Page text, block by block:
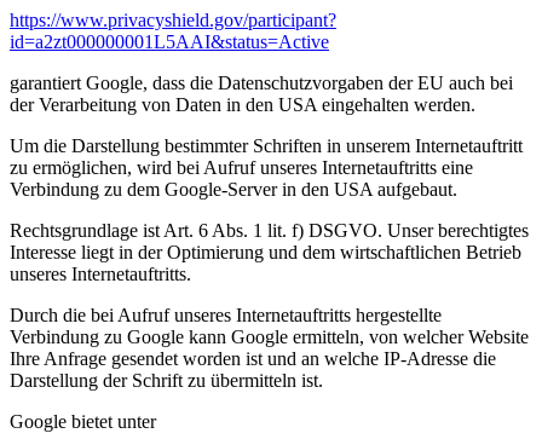
https://www.privacyshield.gov/participant?
id=a2zt000000001L5AAI&status=Active
garantiert Google, dass die Datenschutzvorgaben der EU auch bei
der Verarbeitung von Daten in den USA eingehalten werden.
Um die Darstellung bestimmter Schriften in unserem Internetauftritt
zu ermöglichen, wird bei Aufruf unseres Internetauftritts eine
Verbindung zu dem Google-Server in den USA aufgebaut.
Rechtsgrundlage ist Art. 6 Abs. 1 lit. f) DSGVO. Unser berechtigtes
Interesse liegt in der Optimierung und dem wirtschaftlichen Betrieb
unseres Internetauftritts.
Durch die bei Aufruf unseres Internetauftritts hergestellte
Verbindung zu Google kann Google ermitteln, von welcher Website
Ihre Anfrage gesendet worden ist und an welche IP-Adresse die
Darstellung der Schrift zu übermitteln ist.
Google bietet unter